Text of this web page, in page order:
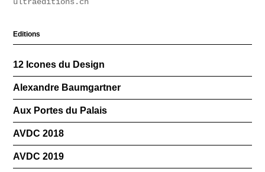
ultraeditions.ch
Editions
12 Icones du Design
Alexandre Baumgartner
Aux Portes du Palais
AVDC 2018
AVDC 2019